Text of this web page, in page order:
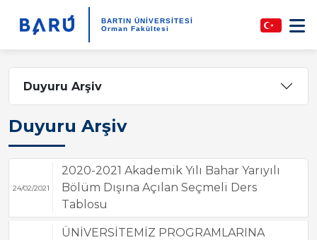
BARTIN ÜNİVERSİTESİ
Orman Fakültesi
Duyuru Arşiv
Duyuru Arşiv
24/02/2021
2020-2021 Akademik Yılı Bahar Yarıyılı
Bölüm Dışına Açılan Seçmeli Ders
Tablosu
ÜNİVERSİTEMİZ PROGRAMLARINA